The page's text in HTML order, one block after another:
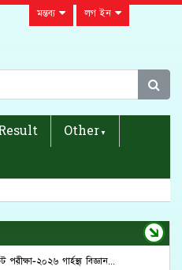
মন্তব্য লগ ইন
Other
পরীক্ষা-২০২৬ গার্হস্থ্য বিজ্ঞান...